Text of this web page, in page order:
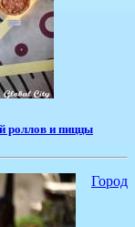
роллов и пиццы
Город